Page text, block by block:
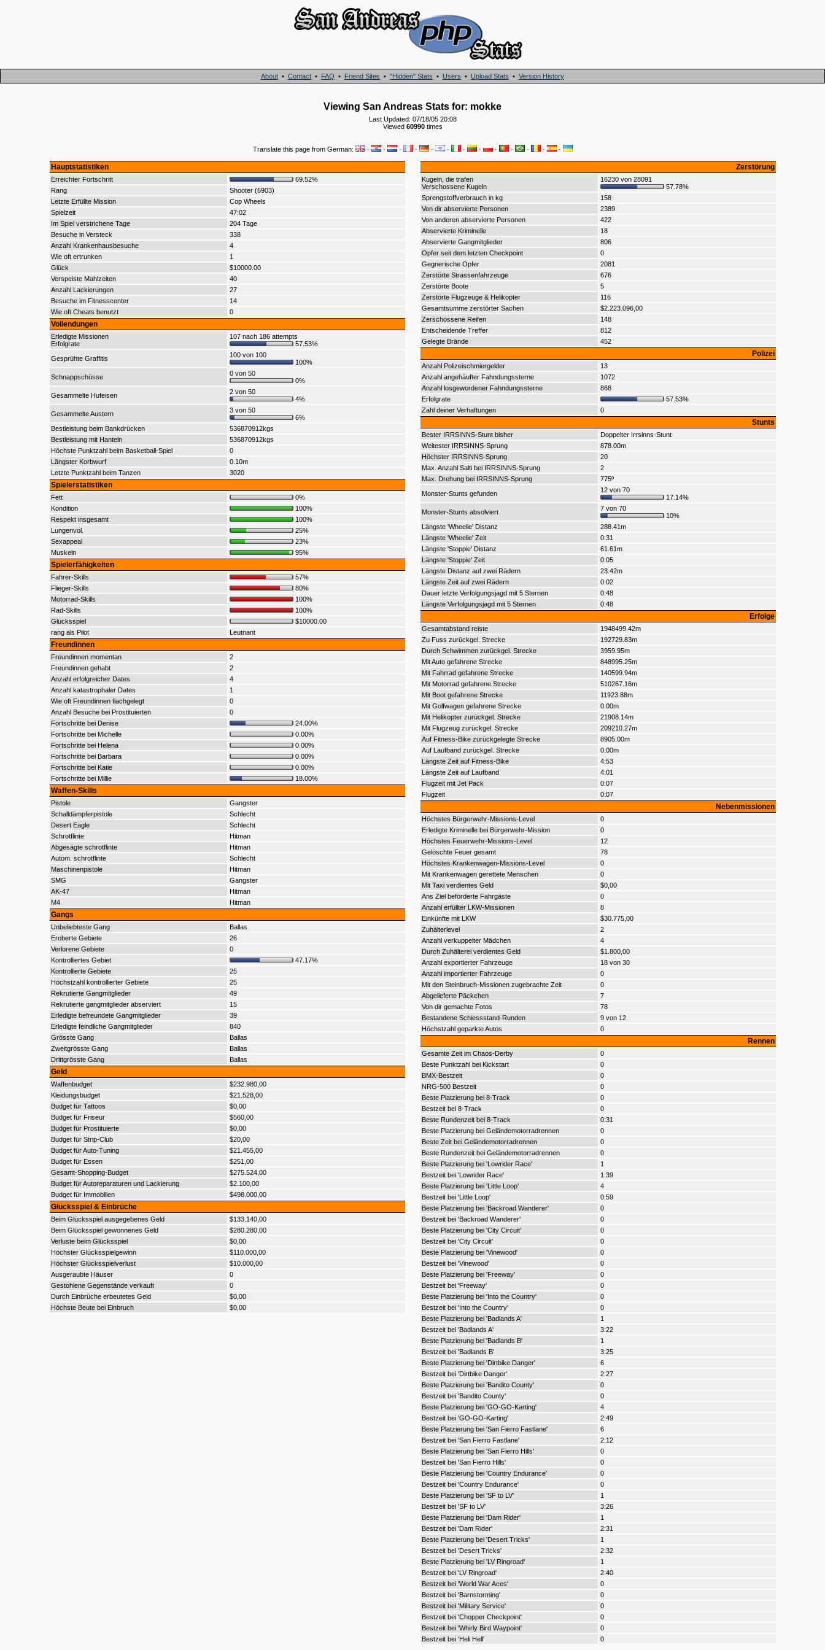
About • Contact • FAQ • Friend Sites • "Hidden" Stats • Users • Upload Stats • Version History
Viewing San Andreas Stats for: mokke
Last Updated: 07/18/05 20:08
Viewed 60990times
Translate this page from German: · · · · · · · · · · · · ·
Hauptstatistiken
Erreichter Fortschritt
69.52%
Rang
Shooter (6903)
Letzte Erfüllte Mission
Cop Wheels
Spielzeit
47:02
Im Spiel verstrichene Tage
204 Tage
Besuche in Versteck
338
Anzahl Krankenhausbesuche
4
Wie oft ertrunken
1
Glück
$10000.00
Verspeiste Mahlzeiten
40
Anzahl Lackierungen
27
Besuche im Fitnesscenter
14
Wie oft Cheats benutzt
0
Vollendungen
Erledigte Missionen
Erfolgrate
107 nach 186 attempts
57.53%
Gesprühte Graffitis
100 von 100
100%
Schnappschüsse
0 von 50
0%
Gesammelte Hufeisen
2 von 50
4%
Gesammelte Austern
3 von 50
6%
Bestleistung beim Bankdrücken
536870912kgs
Bestleistung mit Hanteln
536870912kgs
Höchste Punktzahl beim Basketball-Spiel
0
Längster Korbwurf
0.10m
Letzte Punktzahl beim Tanzen
3020
Spielerstatistiken
Fett
0%
Kondition
100%
Respekt insgesamt
100%
Lungenvol.
25%
Sexappeal
23%
Muskeln
95%
Spielerfähigkeiten
Fahrer-Skills
57%
Flieger-Skills
80%
Motorrad-Skills
100%
Rad-Skills
100%
Glücksspiel
$10000.00
rang als Pilot
Leutnant
Freundinnen
Freundinnen momentan
2
Freundinnen gehabt
2
Anzahl erfolgreicher Dates
4
Anzahl katastrophaler Dates
1
Wie oft Freundinnen flachgelegt
0
Anzahl Besuche bei Prostituierten
0
Fortschritte bei Denise
24.00%
Fortschritte bei Michelle
0.00%
Fortschritte bei Helena
0.00%
Fortschritte bei Barbara
0.00%
Fortschritte bei Katie
0.00%
Fortschritte bei Millie
18.00%
Waffen-Skills
Pistole
Gangster
Schalldämpferpistole
Schlecht
Desert Eagle
Schlecht
Schrotflinte
Hitman
Abgesägte schrotflinte
Hitman
Autom. schrotflinte
Schlecht
Maschinenpistole
Hitman
SMG
Gangster
AK-47
Hitman
M4
Hitman
Gangs
Unbeliebteste Gang
Ballas
Eroberte Gebiete
26
Verlorene Gebiete
0
Kontrolliertes Gebiet
47.17%
Kontrollierte Gebiete
25
Höchstzahl kontrollierter Gebiete
25
Rekrutierte Gangmitglieder
49
Rekrutierte gangmitglieder abserviert
15
Erledigte befreundete Gangmitglieder
39
Erledigte feindliche Gangmitglieder
840
Grösste Gang
Ballas
Zweitgrösste Gang
Ballas
Drittgrösste Gang
Ballas
Geld
Waffenbudget
$232.980,00
Kleidungsbudget
$21.528,00
Budget für Tattoos
$0,00
Budget für Friseur
$560,00
Budget für Prostituierte
$0,00
Budget für Strip-Club
$20,00
Budget für Auto-Tuning
$21.455,00
Budget für Essen
$251,00
Gesamt-Shopping-Budget
$275.524,00
Budget für Autoreparaturen und Lackierung
$2.100,00
Budget für Immobilien
$498.000,00
Glücksspiel & Einbrüche
Beim Glücksspiel ausgegebenes Geld
$133.140,00
Beim Glücksspiel gewonnenes Geld
$280.280,00
Verluste beim Glücksspiel
$0,00
Höchster Glücksspielgewinn
$110.000,00
Höchster Glücksspielverlust
$10.000,00
Ausgeraubte Häuser
0
Gestohlene Gegenstände verkauft
0
Durch Einbrüche erbeutetes Geld
$0,00
Höchste Beute bei Einbruch
$0,00
Zerstörung
Kugeln, die trafen
Verschossene Kugeln
16230 von 28091
57.78%
Sprengstoffverbrauch in kg
158
Von dir abservierte Personen
2389
Von anderen abservierte Personen
422
Abservierte Kriminelle
18
Abservierte Gangmitglieder
806
Opfer seit dem letzten Checkpoint
0
Gegnerische Opfer
2081
Zerstörte Strassenfahrzeuge
676
Zerstörte Boote
5
Zerstörte Flugzeuge & Helikopter
116
Gesamtsumme zerstörter Sachen
$2.223.096,00
Zerschossene Reifen
148
Entscheidende Treffer
812
Gelegte Brände
452
Polizei
Anzahl Polizeischmiergelder
13
Anzahl angehäufter Fahndungssterne
1072
Anzahl losgewordener Fahndungssterne
868
Erfolgrate
57.53%
Zahl deiner Verhaftungen
0
Stunts
Bester IRRSINNS-Stunt bisher
Doppelter Irrsinns-Stunt
Weitester IRRSINNS-Sprung
878.00m
Höchster IRRSINNS-Sprung
20
Max. Anzahl Salti bei IRRSINNS-Sprung
2
Max. Drehung bei IRRSINNS-Sprung
775º
Monster-Stunts gefunden
12 von 70
17.14%
Monster-Stunts absolviert
7 von 70
10%
Längste 'Wheelie' Distanz
288.41m
Längste 'Wheelie' Zeit
0:31
Längste 'Stoppie' Distanz
61.61m
Längste 'Stoppie' Zeit
0:05
Längste Distanz auf zwei Rädern
23.42m
Längste Zeit auf zwei Rädern
0:02
Dauer letzte Verfolgungsjagd mit 5 Sternen
0:48
Längste Verfolgungsjagd mit 5 Sternen
0:48
Erfolge
Gesamtabstand reiste
1948499.42m
Zu Fuss zurückgel. Strecke
192729.83m
Durch Schwimmen zurückgel. Strecke
3959.95m
Mit Auto gefahrene Strecke
848995.25m
Mit Fahrrad gefahrene Strecke
140599.94m
Mit Motorrad gefahrene Strecke
510267.16m
Mit Boot gefahrene Strecke
11923.88m
Mit Golfwagen gefahrene Strecke
0.00m
Mit Helikopter zurückgel. Strecke
21908.14m
Mit Flugzeug zurückgel. Strecke
209210.27m
Auf Fitness-Bike zurückgelegte Strecke
8905.00m
Auf Laufband zurückgel. Strecke
0.00m
Längste Zeit auf Fitness-Bike
4:53
Längste Zeit auf Laufband
4:01
Flugzeit mit Jet Pack
0:07
Flugzeit
0:07
Nebenmissionen
Höchstes Bürgerwehr-Missions-Level
0
Erledigte Kriminelle bei Bürgerwehr-Mission
0
Höchstes Feuerwehr-Missions-Level
12
Gelöschte Feuer gesamt
78
Höchstes Krankenwagen-Missions-Level
0
Mit Krankenwagen gerettete Menschen
0
Mit Taxi verdientes Geld
$0,00
Ans Ziel beförderte Fahrgäste
0
Anzahl erfüllter LKW-Missionen
8
Einkünfte mit LKW
$30.775,00
Zuhälterlevel
2
Anzahl verkuppelter Mädchen
4
Durch Zuhälterei verdientes Geld
$1.800,00
Anzahl exportierter Fahrzeuge
18 von 30
Anzahl importierter Fahrzeuge
0
Mit den Steinbruch-Missionen zugebrachte Zeit
0
Abgelieferte Päckchen
7
Von dir gemachte Fotos
78
Bestandene Schiessstand-Runden
9 von 12
Höchstzahl geparkte Autos
0
Rennen
Gesamte Zeit im Chaos-Derby
0
Beste Punktzahl bei Kickstart
0
BMX-Bestzeit
0
NRG-500 Bestzeit
0
Beste Platzierung bei 8-Track
0
Bestzeit bei 8-Track
0
Beste Rundenzeit bei 8-Track
0:31
Beste Platzierung bei Geländemotorradrennen
0
Beste Zeit bei Geländemotorradrennen
0
Beste Rundenzeit bei Geländemotorradrennen
0
Beste Platzierung bei 'Lowrider Race'
1
Bestzeit bei 'Lowrider Race'
1:39
Beste Platzierung bei 'Little Loop'
4
Bestzeit bei 'Little Loop'
0:59
Beste Platzierung bei 'Backroad Wanderer'
0
Bestzeit bei 'Backroad Wanderer'
0
Beste Platzierung bei 'City Circuit'
0
Bestzeit bei 'City Circuit'
0
Beste Platzierung bei 'Vinewood'
0
Bestzeit bei 'Vinewood'
0
Beste Platzierung bei 'Freeway'
0
Bestzeit bei 'Freeway'
0
Beste Platzierung bei 'Into the Country'
0
Bestzeit bei 'Into the Country'
0
Beste Platzierung bei 'Badlands A'
1
Bestzeit bei 'Badlands A'
3:22
Beste Platzierung bei 'Badlands B'
1
Bestzeit bei 'Badlands B'
3:25
Beste Platzierung bei 'Dirtbike Danger'
6
Bestzeit bei 'Dirtbike Danger'
2:27
Beste Platzierung bei 'Bandito County'
0
Bestzeit bei 'Bandito County'
0
Beste Platzierung bei 'GO-GO-Karting'
4
Bestzeit bei 'GO-GO-Karting'
2:49
Beste Platzierung bei 'San Fierro Fastlane'
6
Bestzeit bei 'San Fierro Fastlane'
2:12
Beste Platzierung bei 'San Fierro Hills'
0
Bestzeit bei 'San Fierro Hills'
0
Beste Platzierung bei 'Country Endurance'
0
Bestzeit bei 'Country Endurance'
0
Beste Platzierung bei 'SF to LV'
1
Bestzeit bei 'SF to LV'
3:26
Beste Platzierung bei 'Dam Rider'
1
Bestzeit bei 'Dam Rider'
2:31
Beste Platzierung bei 'Desert Tricks'
1
Bestzeit bei 'Desert Tricks'
2:32
Beste Platzierung bei 'LV Ringroad'
1
Bestzeit bei 'LV Ringroad'
2:40
Bestzeit bei 'World War Aces'
0
Bestzeit bei 'Barnstorming'
0
Bestzeit bei 'Military Service'
0
Bestzeit bei 'Chopper Checkpoint'
0
Bestzeit bei 'Whirly Bird Waypoint'
0
Bestzeit bei 'Heli Hell'
0